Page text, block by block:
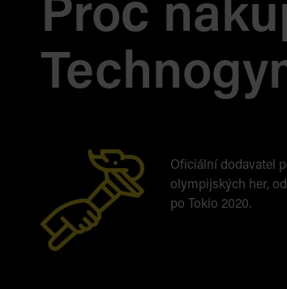
Proč
Oficiální dodavatel
olympijských her,
po Tokio 2020.